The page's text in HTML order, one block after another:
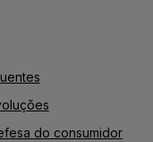
do consumidor